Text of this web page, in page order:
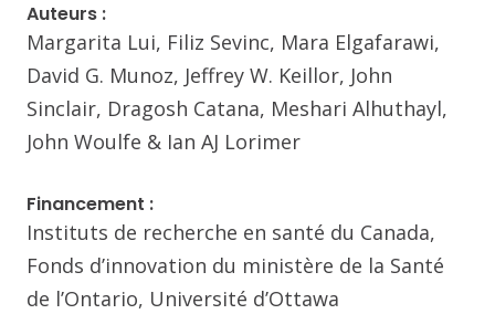
Auteurs :
Margarita Lui, Filiz Sevinc, Mara Elgafarawi,
David G. Munoz, Jeffrey W. Keillor, John
Sinclair, Dragosh Catana, Meshari Alhuthayl,
John Woulfe & Ian AJ Lorimer
Financement :
Instituts de recherche en santé du Canada,
Fonds d’innovation du ministère de la Santé
de l’Ontario, Université d’Ottawa